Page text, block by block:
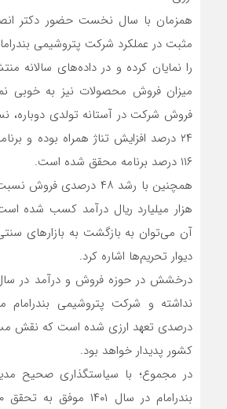
همزمان با سال نخست حضور دکتر
مثبت در عملکرد شرکت پتروشیمی
را نمایان کرده و در داده‌های سالانه
میزان فروش محصولات نیز به خوبی
فروش شرکت در آستانه تولدی دوباره،
۲۴ درصد افزایش تناژ همراه بوده و
۱۱۶ درصد برنامه محقق شده است.
هزار میلیارد ریال درآمد کسب شده
آن می‌توان به بازگشت به بازارهای
دیوار تحریم‌ها اشاره کرد.
درخشش در حوزه فروش و درآمد در
درصدی تعهد ارزی شده است که نقش
کشور پدیدار خواهد بود.
در مجموع؛ با سیاستگذاری صحیح